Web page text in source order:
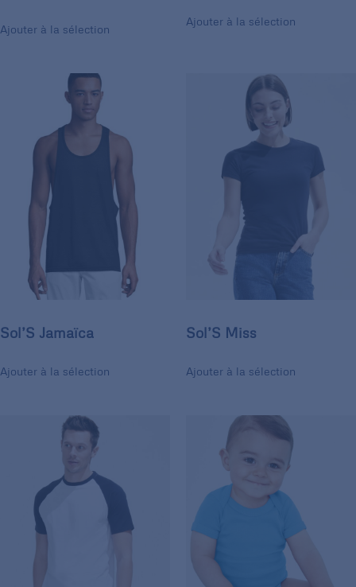
Ajouter à la sélection
Ajouter à la sélection
Sol’S Jamaïca
Ajouter à la sélection
Sol’S Miss
Ajouter à la sélection